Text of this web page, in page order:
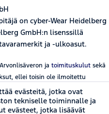
on cyber-Wear Heidelberg
GmbH:n lisenssillä
ja -ulkoasut.
ja toimituskulutsekä
ellei toisin ole ilmoitettu
evästeitä, jotka ovat
tekniselle toiminnalle ja
evästeet, jotka lisäävät